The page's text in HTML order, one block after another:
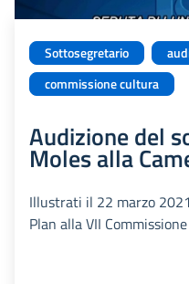
Sottosegretario
commissione cultura
Audizione del
Moles alla
Illustrati il 22 marzo
Plan alla VII